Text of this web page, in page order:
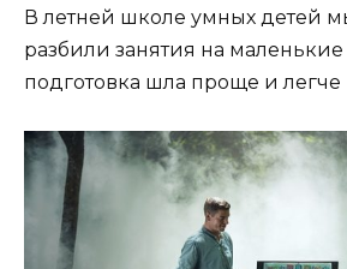
В летней школе умных детей
разбили занятия на маленькие
подготовка шла проще и легче